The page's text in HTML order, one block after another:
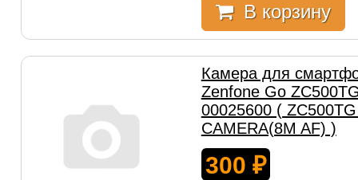
В корзину
Камера для
Zenfone Go
00025600 (
CAMERA(8M AF) )
300 ₽